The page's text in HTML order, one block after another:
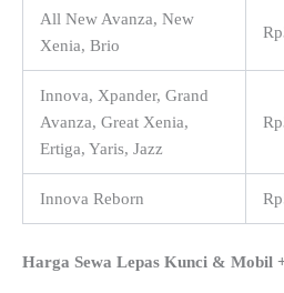
All New Avanza, New
Xenia, Brio
Innova, Xpander, Grand
Avanza, Great Xenia,
Ertiga, Yaris, Jazz
Innova Reborn
Harga Sewa Lepas Kunci & Mobil